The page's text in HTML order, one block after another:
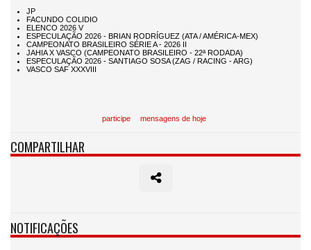
participe mensagens de hoje
COMPARTILHAR
NOTIFICAÇÕES